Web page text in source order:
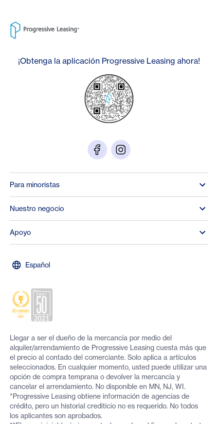
¡Obtenga la aplicación Progressive Leasing ahora!
Para minoristas
Nuestro negocio
Apoyo
Español
Llegar a ser el dueño de la mercancía por medio del
alquiler/arrendamiento de Progressive Leasing cuesta más que
el precio al contado del comerciante. Solo aplica a artículos
seleccionados. En cualquier momento, usted puede utilizar una
opción de compra temprana o devolver la mercancía y
cancelar el arrendamiento. No disponible en MN, NJ, WI.
*Progressive Leasing obtiene información de agencias de
crédito, pero un historial crediticio no es requerido. No todos
los aplicantes son aprobados.